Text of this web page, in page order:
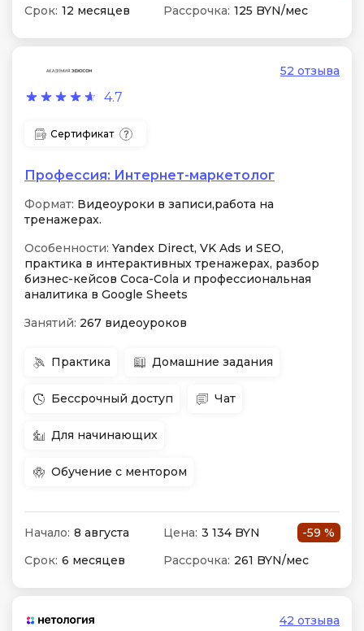
Срок: 12 месяцев Рассрочка: 125 BYN/мес
4.7
52 отзыва
Сертификат
Профессия: Интернет-маркетолог
Формат: Видеоуроки в записи,работа на
тренажерах.
Особенности: Yandex Direct, VK Ads и SEO,
практика в интерактивных тренажерах, разбор
бизнес-кейсов Coca-Cola и профессиональная
аналитика в Google Sheets
Занятий: 267 видеоуроков
Практика Домашние задания
Бессрочный доступ Чат
Для начинающих
Обучение с ментором
Начало: 8 августа Цена: 3 134 BYN
-59 %
Срок: 6 месяцев Рассрочка: 261 BYN/мес
42 отзыва